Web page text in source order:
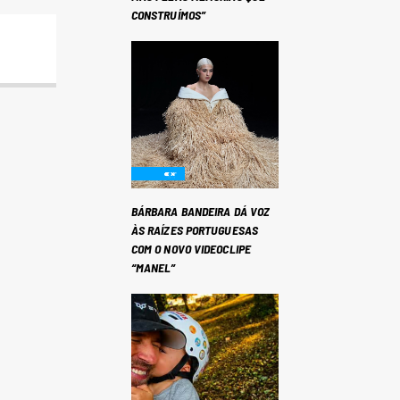
CONSTRUÍMOS”
BÁRBARA BANDEIRA DÁ VOZ
ÀS RAÍZES PORTUGUESAS
COM O NOVO VIDEOCLIPE
“MANEL”